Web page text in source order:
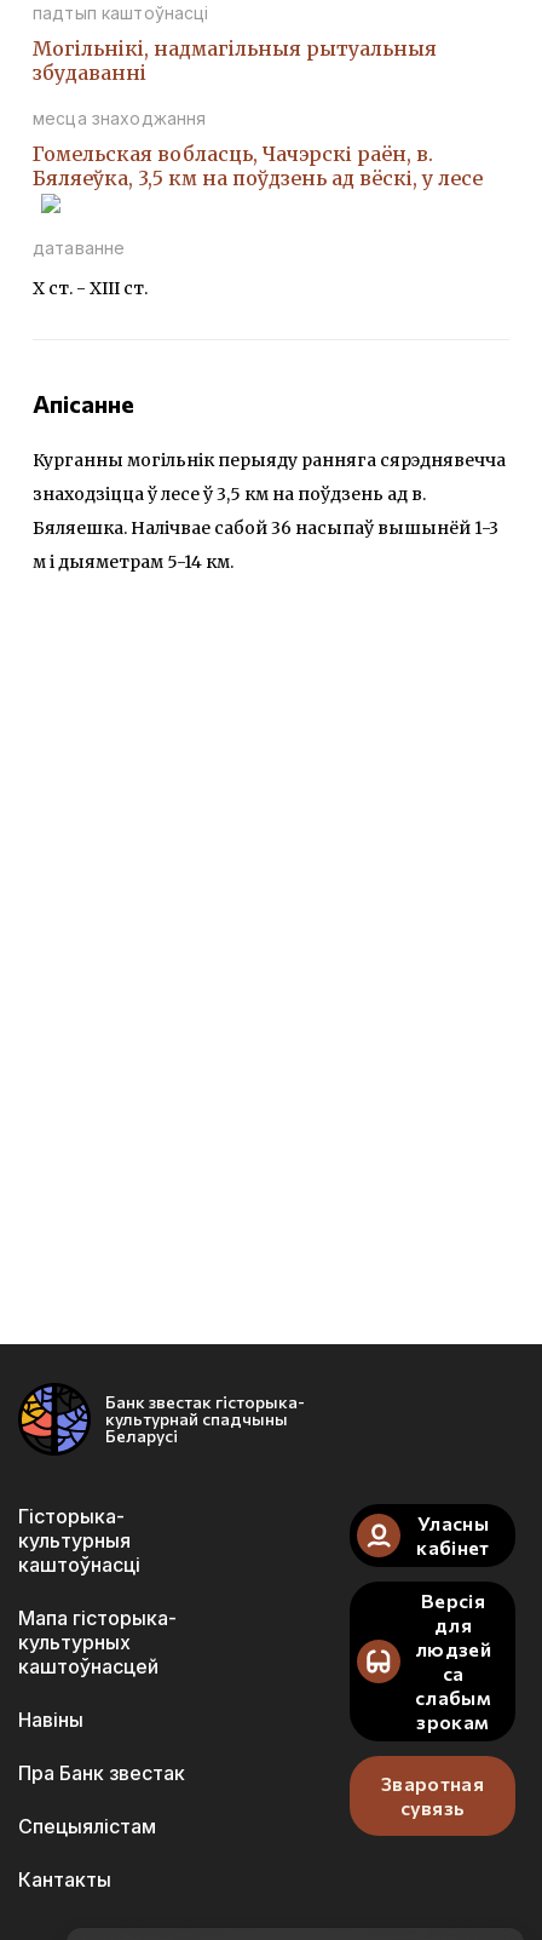
падтып каштоўнасці
Могiльнiкi, надмагiльныя рытуальныя
збудаваннi
месца знаходжання
Гомельская вобласць, Чачэрскі раён, в.
Бяляеўка, 3,5 км на поўдзень ад вёскі, у лесе
датаванне
X ст. - XIII ст.
Апісанне
Курганны могільнік перыяду ранняга сярэднявечча
знаходзіцца ў лесе ў 3,5 км на поўдзень ад в.
Бяляешка. Налічвае сабой 36 насыпаў вышынёй 1-3
м і дыяметрам 5-14 км.
Банк звестак гісторыка-
культурнай спадчыны
Беларусі
Гісторыка-
культурныя
каштоўнасці
Мапа гісторыка-
культурных
каштоўнасцей
Навіны
Пра Банк звестак
Спецыялістам
Кантакты
Уласны
кабінет
Версія
для
людзей
са
слабым
зрокам
Зваротная
сувязь